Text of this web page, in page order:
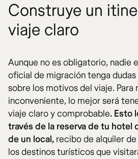
Construye un
viaje claro
Aunque no es obligatorio, nadie
oficial de migración tenga
sobre los motivos del viaje. Para
inconveniente, lo mejor será
viaje claro y comprobable. Esto
través de la reserva de tu hotel
de un local, recibo de alquiler
los destinos turísticos que